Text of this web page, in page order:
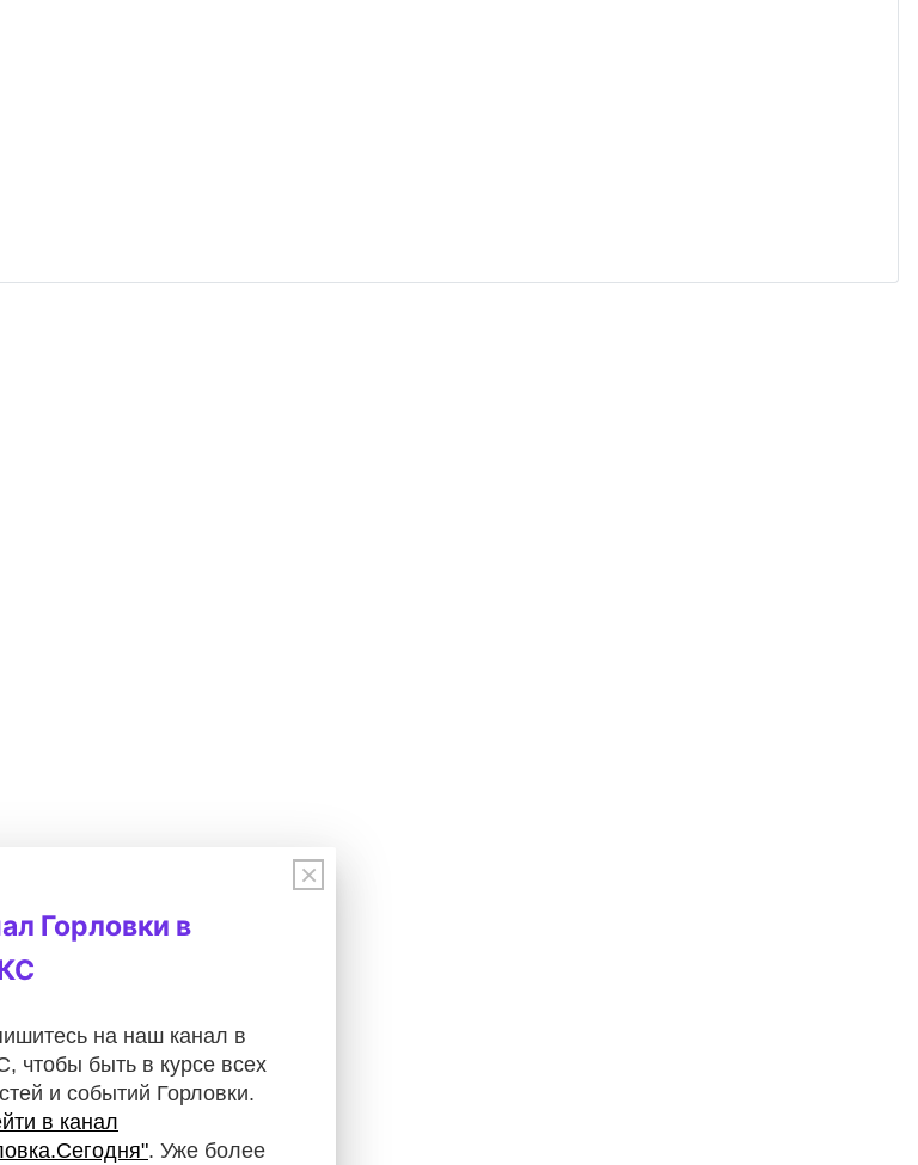
×
Горловки в
на наш канал в
чтобы быть в курсе всех
и событий Горловки.
в канал
. Уже более